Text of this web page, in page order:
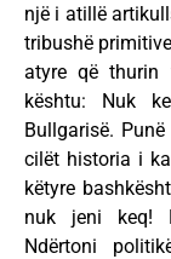
një i atillë
tribushë
atyre që thurin
kështu: Nuk
Bullgarisë.
cilët historia i
këtyre
nuk jeni keq!
Ndërtoni